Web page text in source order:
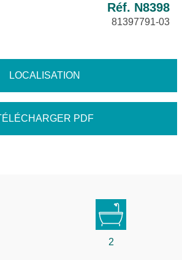
Réf. N8398
81397791-03
LOCALISATION
PDF
2